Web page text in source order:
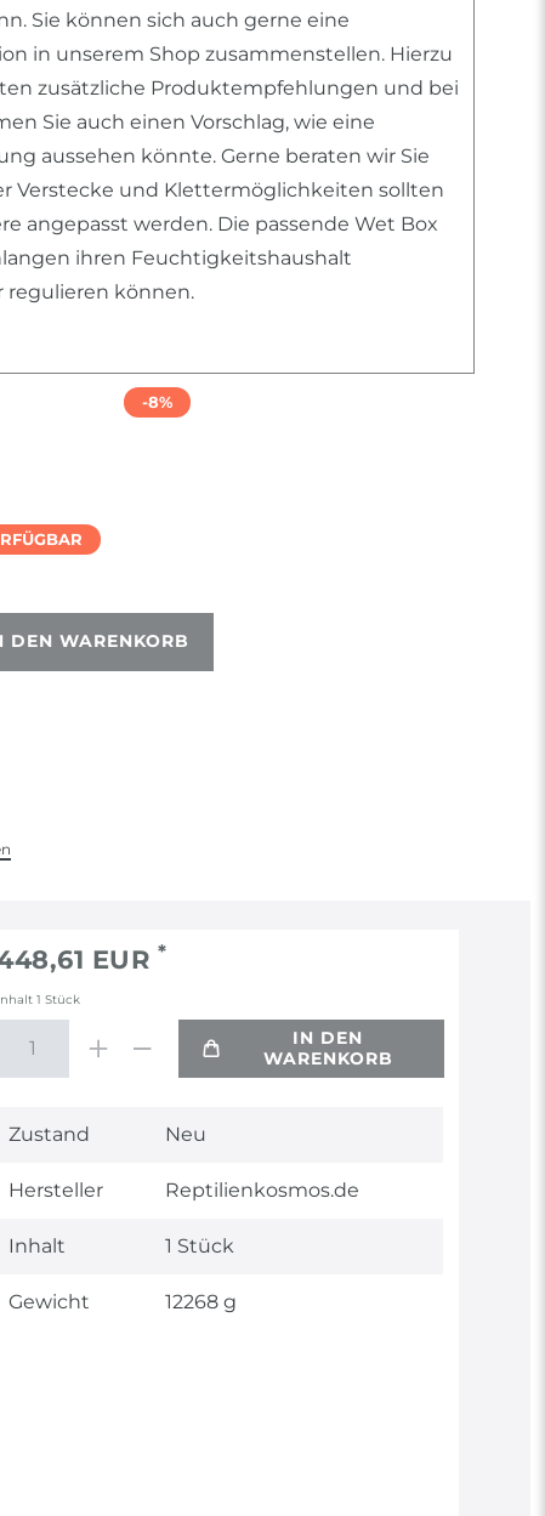
Sie können sich auch gerne eine
in unserem Shop zusammenstellen. Hierzu
zusätzliche Produktempfehlungen und bei
Sie auch einen Vorschlag, wie eine
aussehen könnte. Gerne beraten wir Sie
Verstecke und Klettermöglichkeiten sollten
angepasst werden. Die passende Wet Box
ihren Feuchtigkeitshaushalt
regulieren können.
-8%
DEN WARENKORB
EUR *
1Stück
IN DEN
WARENKORB
Technisches
Wert
Zustand Neu
Hersteller Reptilienkosmos.de
Inhalt 1 Stück
Gewicht 12268 g